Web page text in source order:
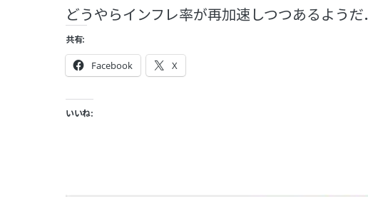
どうやらインフレ率が再加速しつつあるようだ．
共有:
Facebook X
いいね: